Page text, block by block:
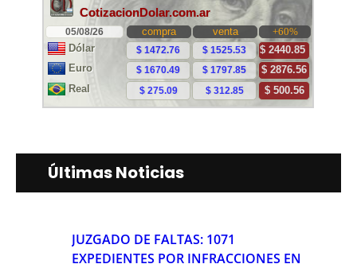
Últimas Noticias
JUZGADO DE FALTAS: 1071
EXPEDIENTES POR INFRACCIONES EN